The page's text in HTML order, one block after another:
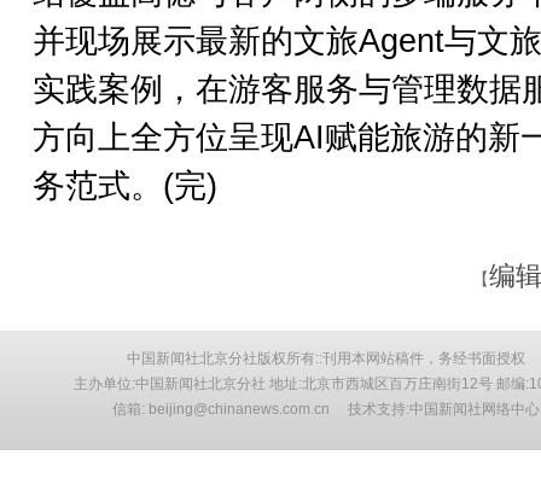
并现场展示最新的文旅Agent与文
实践案例，在游客服务与管理数据
方向上全方位呈现AI赋能旅游的新
务范式。(完)
【编
中国新闻社北京分社版权所有::刊用本网站稿件，务经书面授权
主办单位:中国新闻社北京分社 地址:北京市西城区百万庄南街12号 邮编
信箱: beijing@chinanews.com.cn 技术支持:中国新闻社网络中心